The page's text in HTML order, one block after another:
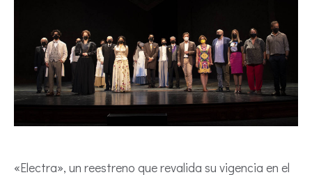
«Electra», un reestreno que revalida su vigencia en el